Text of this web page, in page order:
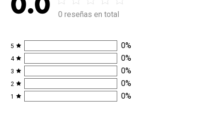
0.0 0 reseñas en total
5 0%
4 0%
3 0%
2 0%
1 0%